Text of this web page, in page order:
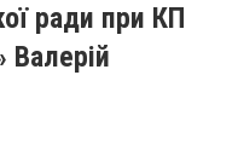
ради при КП
Валерій